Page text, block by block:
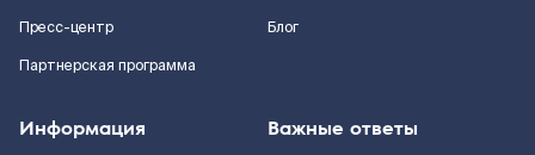
Пресс-центр
Партнерская программа
Блог
Информация Важные ответы